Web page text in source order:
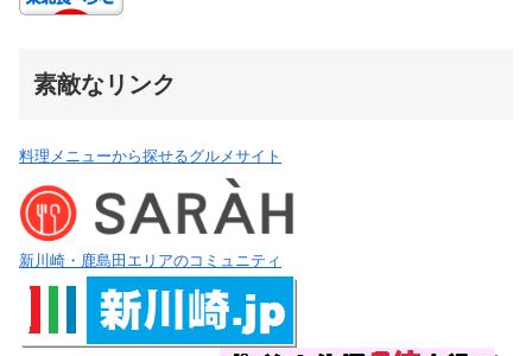
素敵なリンク
料理メニューから探せるグルメサイト
新川崎・鹿島田エリアのコミュニティ